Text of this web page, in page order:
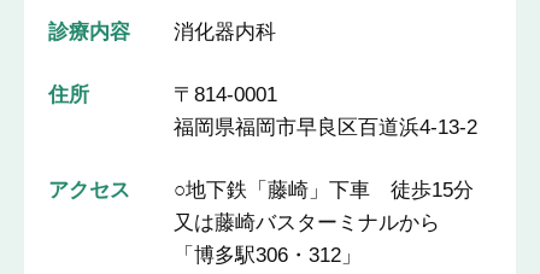
診療内容 消化器内科
住所
〒814-0001
福岡県福岡市早良区百道浜4-13-2
アクセス
○地下鉄「藤崎」下車 徒歩15分
又は藤崎バスターミナルから
「博多駅306・312」